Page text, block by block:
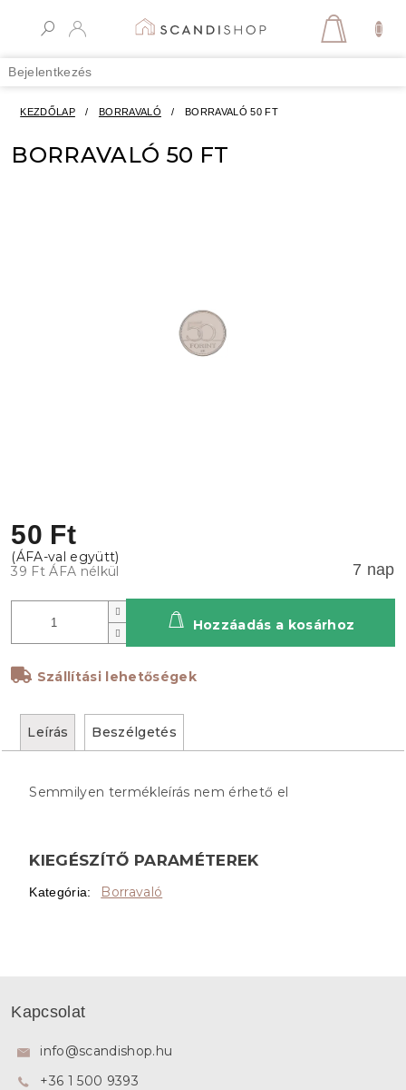
Bejelentkezés
KOSÁR
KEZDŐLAP / BORRAVALÓ / BORRAVALÓ 50 FT
BORRAVALÓ 50 FT
50 Ft
39 Ft ÁFA nélkül 7 nap
Szállítási lehetőségek
Hozzáadás a kosárhoz
Leírás Beszélgetés
Semmilyen termékleírás nem érhető el
KIEGÉSZÍTŐ PARAMÉTEREK
Kategória: Borravaló
Kapcsolat
info@scandishop.hu
+36 1 500 9393